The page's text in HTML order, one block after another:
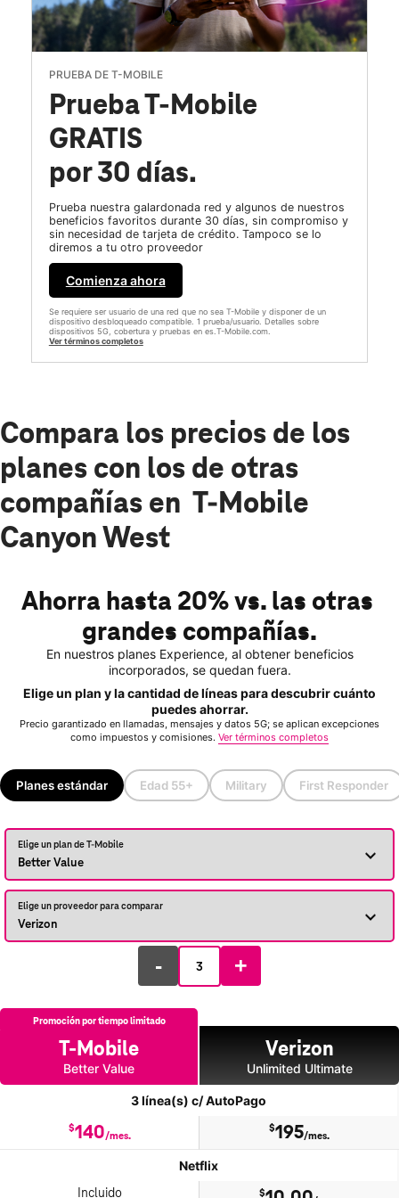
PRUEBA DE T-MOBILE
Prueba T-Mobile
GRATIS
por 30 días.
Prueba nuestra galardonada red y algunos de nuestros
beneficios favoritos durante 30 días, sin compromiso y
sin necesidad de tarjeta de crédito. Tampoco se lo
diremos a tu otro proveedor
Comienza ahora
Se requiere ser usuario de una red que no sea T-Mobile y disponer de un
dispositivo desbloqueado compatible. 1 prueba/usuario. Detalles sobre
dispositivos 5G, cobertura y pruebas en es.T-Mobile.com.
Ver términos completos
Compara los precios de los
planes con los de otras
compañías en T-Mobile
Canyon West